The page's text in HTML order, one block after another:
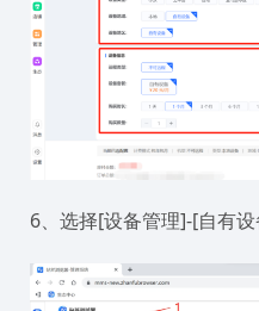
6、选择[设备管理]-[自有